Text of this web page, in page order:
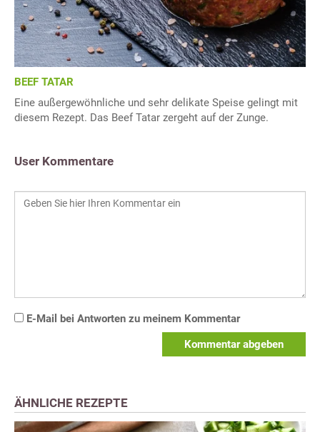
BEEF TATAR
Eine außergewöhnliche und sehr delikate Speise gelingt mit
diesem Rezept. Das Beef Tatar zergeht auf der Zunge.
User Kommentare
E-Mail bei Antworten zu meinem Kommentar
Kommentar abgeben
ÄHNLICHE REZEPTE